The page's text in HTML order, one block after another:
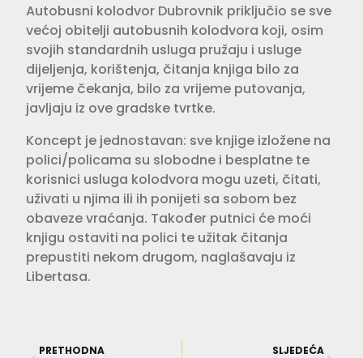
Autobusni kolodvor Dubrovnik priključio se sve
većoj obitelji autobusnih kolodvora koji, osim
svojih standardnih usluga pružaju i usluge
dijeljenja, korištenja, čitanja knjiga bilo za
vrijeme čekanja, bilo za vrijeme putovanja,
javljaju iz ove gradske tvrtke.
Koncept je jednostavan: sve knjige izložene na
polici/policama su slobodne i besplatne te
korisnici usluga kolodvora mogu uzeti, čitati,
uživati u njima ili ih ponijeti sa sobom bez
obaveze vraćanja. Također putnici će moći
knjigu ostaviti na polici te užitak čitanja
prepustiti nekom drugom, naglašavaju iz
Libertasa.
PRETHODNA SLJEDEĆA